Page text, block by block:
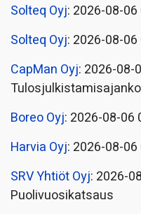
Solteq Oyj: 2026-08-
Solteq Oyj: 2026-08-
CapMan Oyj: 2026-08-
Boreo Oyj: 2026-08-06
Harvia Oyj: 2026-08-
SRV Yhtiöt Oyj: 2026-
Puolivuosikatsaus